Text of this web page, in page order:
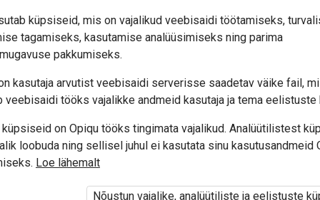
seotud
küpsiseid, mis on vajalikud veebisaidi töötamiseks,
tagamiseks, kasutamise analüüsimiseks ning parima
pakkumiseks.
kasutaja arvutist veebisaidi serverisse saadetav väike fail,
veebisaidi tööks vajalikke andmeid kasutaja ja tema eelistuste
küpsiseid on Opiqu tööks tingimata vajalikud. Analüütilistest
loobuda ning sellisel juhul ei kasutata sinu kasutusandmeid
Loe lähemalt
Nõustun vajalike, analüütiliste ja eelistuste